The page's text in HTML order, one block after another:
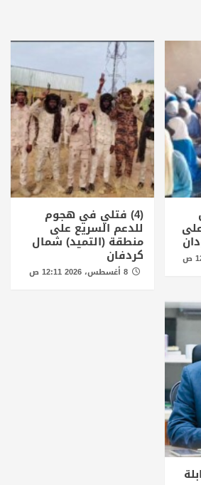
على
(4) فتلي في هجوم
للدعم السريع على
منطقة (التميد) شمال
كردفان
8 أغسطس، 2026 12:11 ص